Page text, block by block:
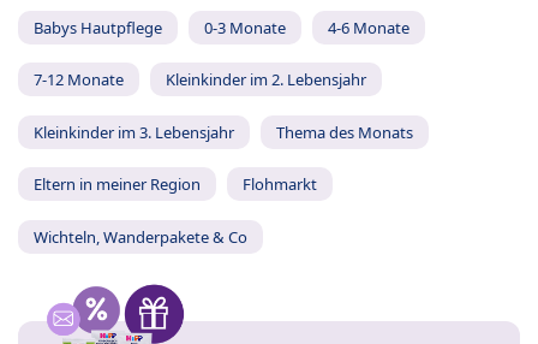
Babys Hautpflege 0-3 Monate 4-6 Monate
7-12 Monate Kleinkinder im 2. Lebensjahr
Kleinkinder im 3. Lebensjahr Thema des Monats
Eltern in meiner Region Flohmarkt
Wichteln, Wanderpakete & Co